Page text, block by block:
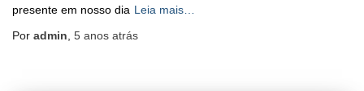
presente em nosso dia Leia mais…
Por admin, 5 anos atrás